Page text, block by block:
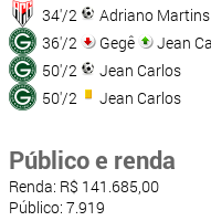
34'/2
Adriano Martins
36'/2
Gegê
Jean
50'/2
Jean Carlos
50'/2
Jean Carlos
Público e renda
Renda: R$ 141.685,00
Público: 7.919